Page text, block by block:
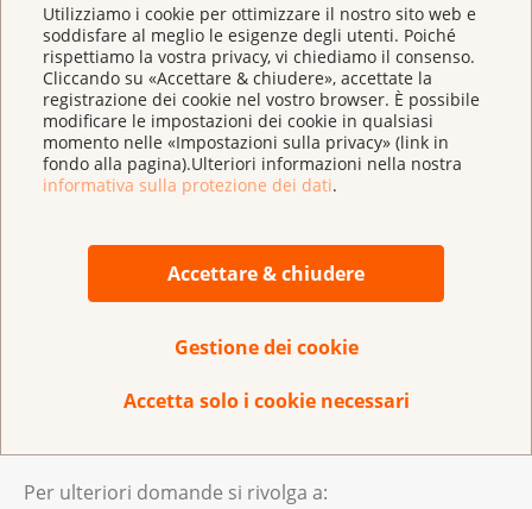
Utilizziamo i cookie per ottimizzare il nostro sito web e
soddisfare al meglio le esigenze degli utenti. Poiché
rispettiamo la vostra privacy, vi chiediamo il consenso.
Cliccando su «Accettare & chiudere», accettate la
registrazione dei cookie nel vostro browser. È possibile
modificare le impostazioni dei cookie in qualsiasi
momento nelle «Impostazioni sulla privacy» (link in
fondo alla pagina).Ulteriori informazioni nella nostra
informativa sulla protezione dei dati.
Accettare & chiudere
Gestione dei cookie
Accetta solo i cookie necessari
Per ulteriori domande si rivolga a: